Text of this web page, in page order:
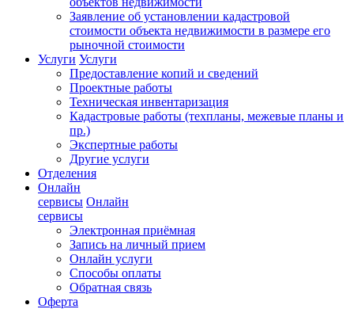
Заявление об установлении кадастровой
стоимости объекта недвижимости в размере его
рыночной стоимости
Услуги Услуги
Предоставление копий и сведений
Проектные работы
Техническая инвентаризация
Кадастровые работы (техпланы, межевые планы и
пр.)
Экспертные работы
Другие услуги
Отделения
Онлайн
сервисы Онлайн
сервисы
Электронная приёмная
Запись на личный прием
Онлайн услуги
Способы оплаты
Обратная связь
Оферта